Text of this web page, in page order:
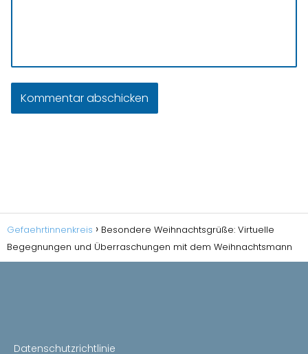
Gefaehrtinnenkreis
Besondere Weihnachtsgrüße: Virtuelle
Begegnungen und Überraschungen mit dem Weihnachtsmann
Datenschutzrichtlinie